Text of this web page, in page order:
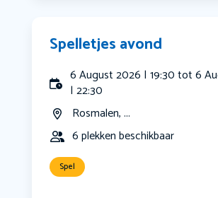
Spelletjes avond
6 August 2026 | 19:30 tot 6
| 22:30
Rosmalen, ...
6 plekken beschikbaar
Spel